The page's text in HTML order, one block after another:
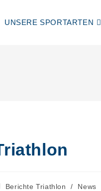
UNSERE SPORTARTEN
Berichte Triathlon / News